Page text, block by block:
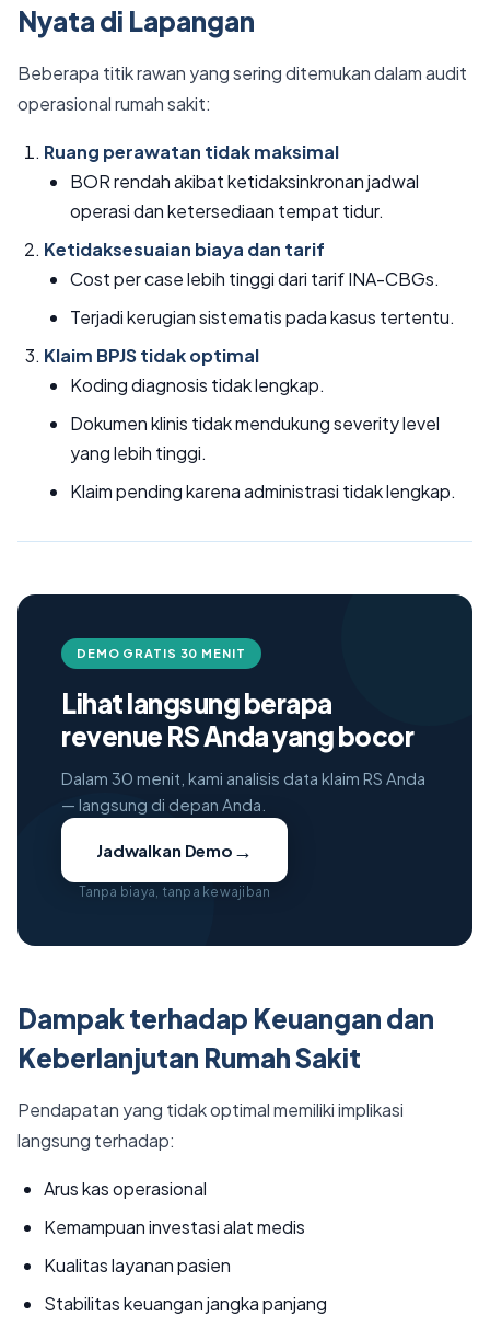
Nyata di Lapangan
Beberapa titik rawan yang sering ditemukan dalam audit
operasional rumah sakit:
Ruang perawatan tidak maksimal
BOR rendah akibat ketidaksinkronan jadwal
operasi dan ketersediaan tempat tidur.
Ketidaksesuaian biaya dan tarif
Cost per case lebih tinggi dari tarif INA-CBGs.
Terjadi kerugian sistematis pada kasus tertentu.
Klaim BPJS tidak optimal
Koding diagnosis tidak lengkap.
Dokumen klinis tidak mendukung severity level
yang lebih tinggi.
Klaim pending karena administrasi tidak lengkap.
DEMO GRATIS 30 MENIT
Lihat langsung berapa
revenue RS Anda yang bocor
Dalam 30 menit, kami analisis data klaim RS Anda
— langsung di depan Anda.
Jadwalkan Demo →
Tanpa biaya, tanpa kewajiban
Dampak terhadap Keuangan dan
Keberlanjutan Rumah Sakit
Pendapatan yang tidak optimal memiliki implikasi
langsung terhadap:
Arus kas operasional
Kemampuan investasi alat medis
Kualitas layanan pasien
Stabilitas keuangan jangka panjang